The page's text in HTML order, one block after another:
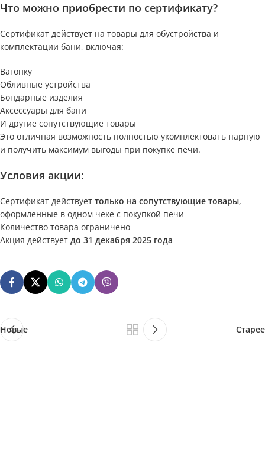
Что можно приобрести по сертификату?
Сертификат действует на товары для обустройства и
комплектации бани, включая:
Вагонку
Обливные устройства
Бондарные изделия
Аксессуары для бани
И другие сопутствующие товары
Это отличная возможность полностью укомплектовать парную
и получить максимум выгоды при покупке печи.
Условия акции:
Сертификат действует только на сопутствующие товары,
оформленные в одном чеке с покупкой печи
Количество товара ограничено
Акция действует до 31 декабря 2025 года
Новые Старее